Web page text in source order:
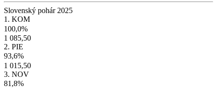
Slovenský pohár 2025
1. KOM
100,0%
1 085,50
2. PIE
93,6%
1 015,50
3. NOV
81,8%